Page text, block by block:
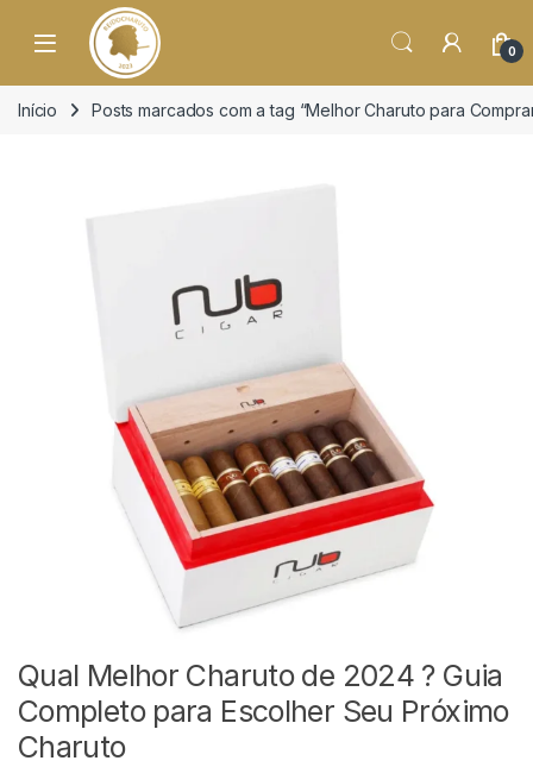
Open 0
Início Posts marcados com a tag “Melhor Charuto para
Qual Melhor Charuto de 2024 ? Guia
Completo para Escolher Seu Próximo
Charuto